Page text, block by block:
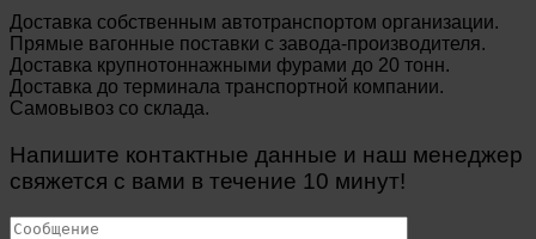
Доставка собственным автотранспортом организации.
Прямые вагонные поставки с завода-производителя.
Доставка крупнотоннажными фурами до 20 тонн.
Доставка до терминала транспортной компании.
Самовывоз со склада.
Напишите контактные данные и наш менеджер
свяжется с вами в течение 10 минут!